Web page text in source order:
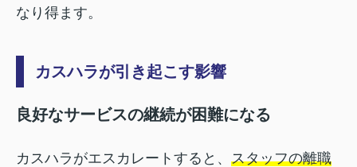
なり得ます。
カスハラが引き起こす影響
良好なサービスの継続が困難になる
カスハラがエスカレートすると、 スタッフの離職